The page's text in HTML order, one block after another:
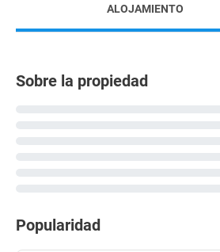
ALOJAMIENTO
Sobre la propiedad
Popularidad